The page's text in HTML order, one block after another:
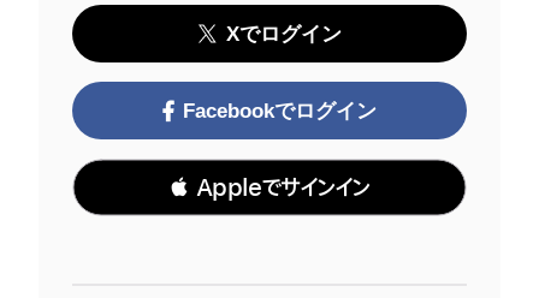
Xでログイン
Facebookでログイン
 Appleでサインイン